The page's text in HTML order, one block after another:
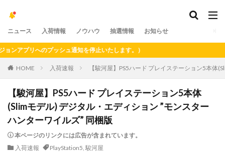
ニュース 入荷情報 ノウハウ 抽選情報 お知らせ
プリへのプッシュ通知を停止いたします。）
HOME 入荷速報 【駿河屋】PS5ハード プレイステーション5本体
【駿河屋】PS5ハード プレイステーション5本体
(Slimモデル) デジタル・エディション ”モンスター
ハンターワイルズ” 同梱版
本ページのリンクには広告が含まれています。
入荷速報
PlayStation5, 駿河屋